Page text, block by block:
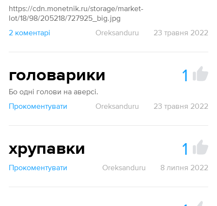
https://cdn.monetnik.ru/storage/market-
lot/18/98/205218/727925_big.jpg
2 коментарі
Oreksanduru 23 травня 2022
головарики 1
Бо одні голови на аверсі.
Прокоментувати
Oreksanduru 23 травня 2022
хрупавки 1
Прокоментувати Oreksanduru 8 липня 2022